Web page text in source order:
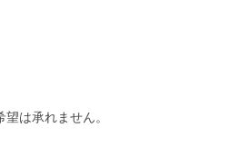
は承れません。